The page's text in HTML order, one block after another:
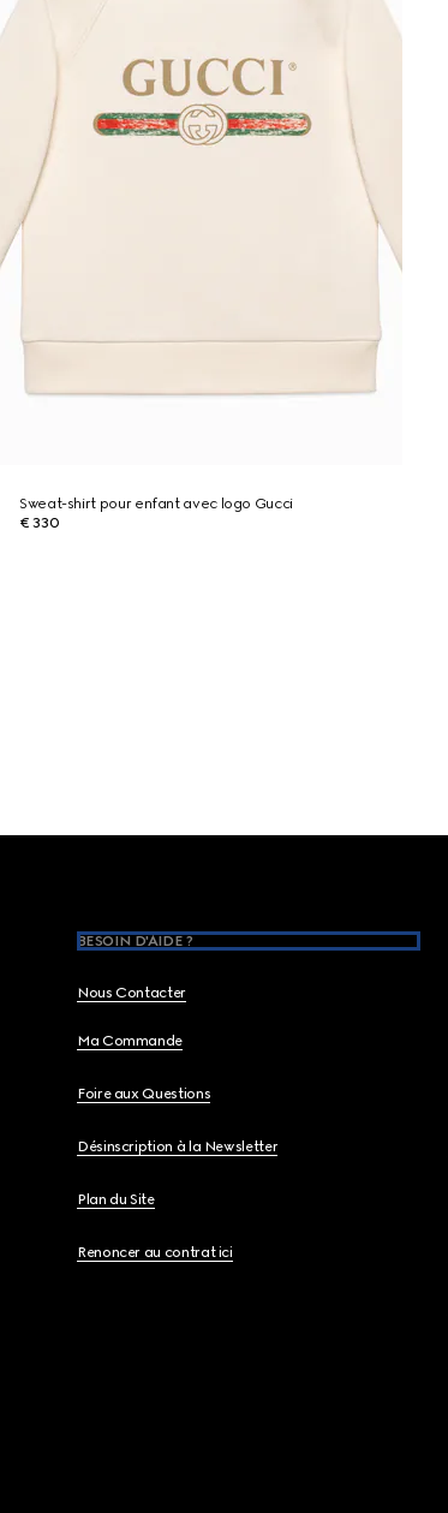
Sweat-shirt pour enfant avec logo Gucci
€ 330
BESOIN D'AIDE ?
Nous Contacter
Ma Commande
Foire aux Questions
Désinscription à la Newsletter
Plan du Site
Renoncer au contrat ici